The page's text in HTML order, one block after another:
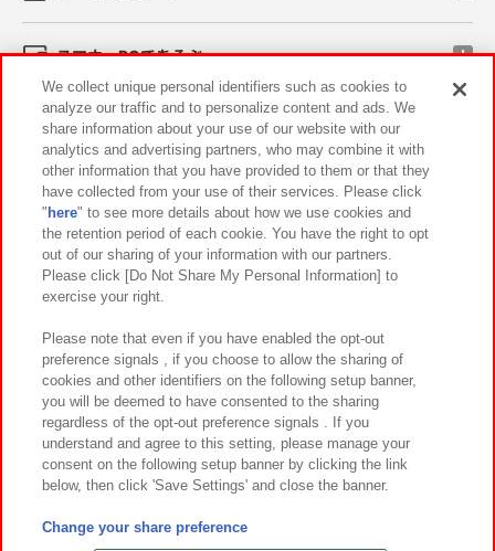
スマホ・PCであそぶ
イベント・キャンペーン
関連会社 サステナビリティ サイトポリシー
プライバシーポリシー ウェブアクセシビリティ方針と検証結果
お取引先さまとともに
カスタマーハラスメント対応方針 よくあるご質問・お問い合わせ
©Bandai Namco Amusement Inc.
©Bandai Namco Amusement Lab Inc.
We collect unique personal identifiers such as cookies to
analyze our traffic and to personalize content and ads. We
share information about your use of our website with our
analytics and advertising partners, who may combine it with
other information that you have provided to them or that they
have collected from your use of their services. Please click
" here" to see more details about how we use cookies and
the retention period of each cookie. You have the right to opt
out of our sharing of your information with our partners.
Please click [Do Not Share My Personal Information] to
exercise your right.
Please note that even if you have enabled the opt-out
preference signals , if you choose to allow the sharing of
cookies and other identifiers on the following setup banner,
you will be deemed to have consented to the sharing
regardless of the opt-out preference signals . If you
understand and agree to this setting, please manage your
consent on the following setup banner by clicking the link
below, then click 'Save Settings' and close the banner.
Change your share preference